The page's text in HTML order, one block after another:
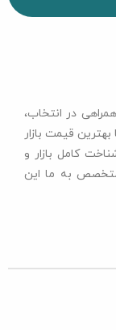
در انتخاب،
قیمت بازار
حوزه، شناخت کامل بازار و
متخصص به ما این